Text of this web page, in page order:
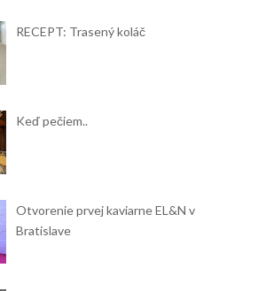
RECEPT: Trasený koláč
Keď pečiem..
Otvorenie prvej kaviarne EL&N v
Bratislave